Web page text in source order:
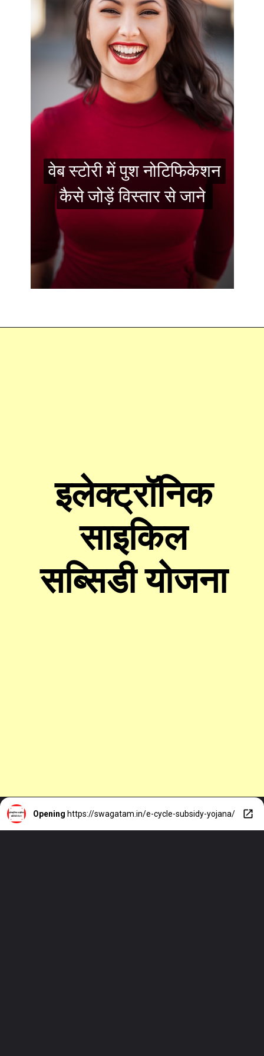
वेब स्टोरी में पुश नोटिफिकेशन
कैसे जोड़ें विस्तार से जाने
वेब स्टोरी में पुश नोटिफिकेशन
कैसे जोड़ें विस्तार से जाने
इलेक्ट्रॉनिक
साइकिल
सब्सिडी योजना
Opening https://swagatam.in/e-cycle-subsidy-yojana/